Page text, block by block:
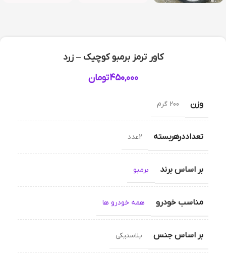
کاور ترمز برمبو کوچیک – زرد
450,000تومان
وزن 200 گرم
تعداددرهربسته 2عدد
بر اساس برند برمبو
مناسب خودرو همه خودرو ها
بر اساس جنس پلاستیکی